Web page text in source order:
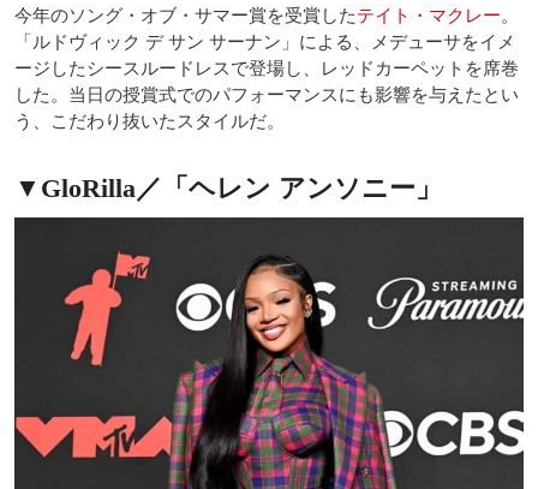
今年のソング・オブ・サマー賞を受賞したテイト・マクレー。
「ルドヴィック デ サン サーナン」による、メデューサをイメ
ージしたシースルードレスで登場し、レッドカーペットを席巻
した。当日の授賞式でのパフォーマンスにも影響を与えたとい
う、こだわり抜いたスタイルだ。
▼GloRilla／「ヘレン アンソニー」